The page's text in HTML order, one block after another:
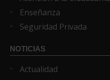
Enseñanza
Seguridad Privada
NOTICIAS
Actualidad